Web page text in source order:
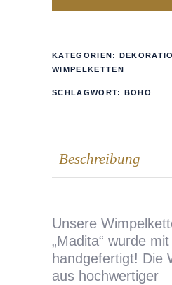
KATEGORIEN:
WIMPELKETTEN
SCHLAGWORT: BOHO
Beschreibung
Unsere
„Madita“ wurde
handgefertigt! Die
aus hochwertiger